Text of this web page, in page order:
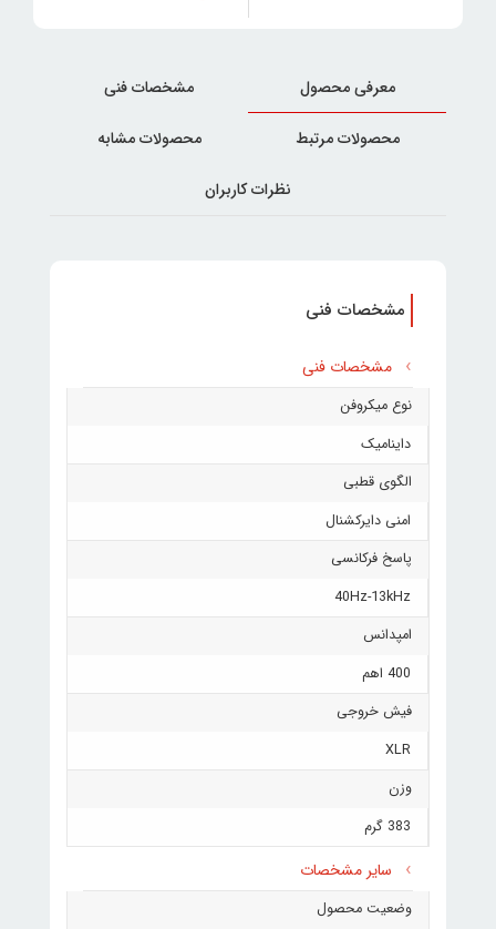
معرفی محصول مشخصات فنی
محصولات مرتبط محصولات مشابه
نظرات کاربران
مشخصات فنی
مشخصات فنی
نوع میکروفن
داینامیک
الگوی قطبی
امنی دایرکشنال
پاسخ فرکانسی
40Hz-13kHz
امپدانس
400 اهم
فیش خروجی
XLR
وزن
383 گرم
سایر مشخصات
وضعیت محصول